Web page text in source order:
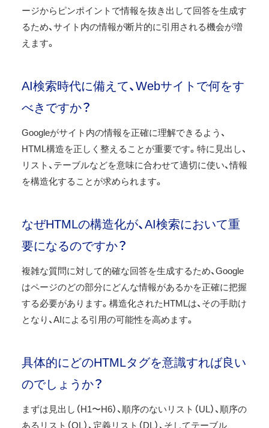
ージからピンポイントで情報を抜き出して回答を生成す
るため、サイト内の情報が断片的に引用される機会が増
えます。
AI検索時代に備えて、Webサイトで何をす
べきですか？
Googleがサイト内の情報を正確に理解できるよう、
HTML構造を正しく整えることが重要です。特に見出し、
リスト、テーブルなどを意味に合わせて適切に使い、情報
を構造化することが求められます。
なぜHTMLの構造化が、AI検索において重
要になるのですか？
複雑な質問に対して的確な回答を生成するため、Google
はページのどの部分にどんな情報があるかを正確に把握
する必要があります。構造化されたHTMLは、その手助け
となり、AIによる引用の可能性を高めます。
具体的にどのHTMLタグを意識すれば良い
のでしょうか？
まずは見出し（H1〜H6）、順序のないリスト（UL）、順序の
あるリスト（OL）、定義リスト（DL）、そしてテーブル